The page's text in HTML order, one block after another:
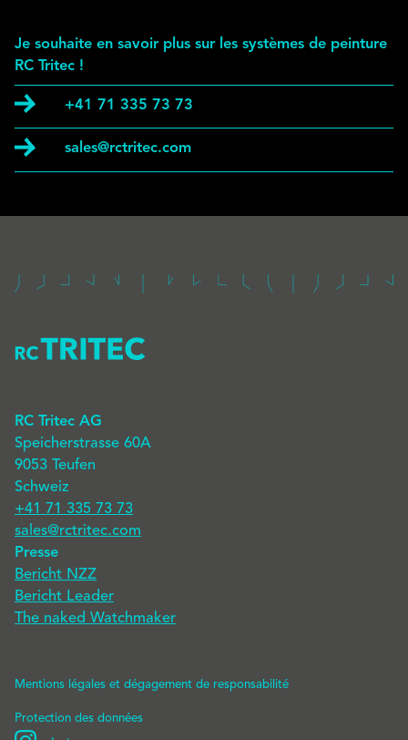
Je souhaite en savoir plus sur les systèmes de peinture
RC Tritec !
+41 71 335 73 73
sales@rctritec.com
RC Tritec AG
Speicherstrasse 60A
9053 Teufen
Schweiz
+41 71 335 73 73
sales@rctritec.com
Presse
Bericht NZZ
Bericht Leader
The naked Watchmaker
Mentions légales et dégagement de responsabilité
Protection des données